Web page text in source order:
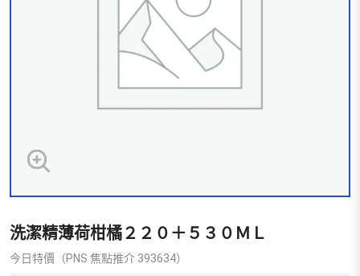
洗潔精薄荷柑橘２２０＋５３０ＭＬ
今日特價（PNS 焦點推介 393634）